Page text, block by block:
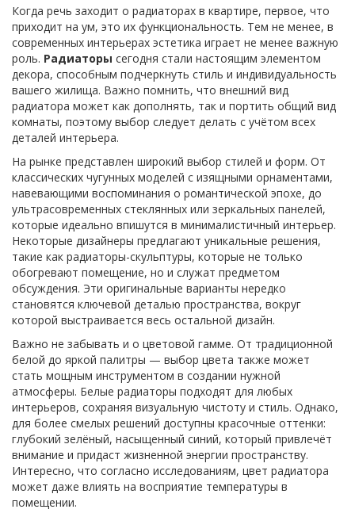
Когда речь заходит о радиаторах в квартире, первое, что
приходит на ум, это их функциональность. Тем не менее, в
современных интерьерах эстетика играет не менее важную
роль. Радиаторы сегодня стали настоящим элементом
декора, способным подчеркнуть стиль и индивидуальность
вашего жилища. Важно помнить, что внешний вид
радиатора может как дополнять, так и портить общий вид
комнаты, поэтому выбор следует делать с учётом всех
деталей интерьера.
На рынке представлен широкий выбор стилей и форм. От
классических чугунных моделей с изящными орнаментами,
навевающими воспоминания о романтической эпохе, до
ультрасовременных стеклянных или зеркальных панелей,
которые идеально впишутся в минималистичный интерьер.
Некоторые дизайнеры предлагают уникальные решения,
такие как радиаторы-скульптуры, которые не только
обогревают помещение, но и служат предметом
обсуждения. Эти оригинальные варианты нередко
становятся ключевой деталью пространства, вокруг
которой выстраивается весь остальной дизайн.
Важно не забывать и о цветовой гамме. От традиционной
белой до яркой палитры — выбор цвета также может
стать мощным инструментом в создании нужной
атмосферы. Белые радиаторы подходят для любых
интерьеров, сохраняя визуальную чистоту и стиль. Однако,
для более смелых решений доступны красочные оттенки:
глубокий зелёный, насыщенный синий, который привлечёт
внимание и придаст жизненной энергии пространству.
Интересно, что согласно исследованиям, цвет радиатора
может даже влиять на восприятие температуры в
помещении.